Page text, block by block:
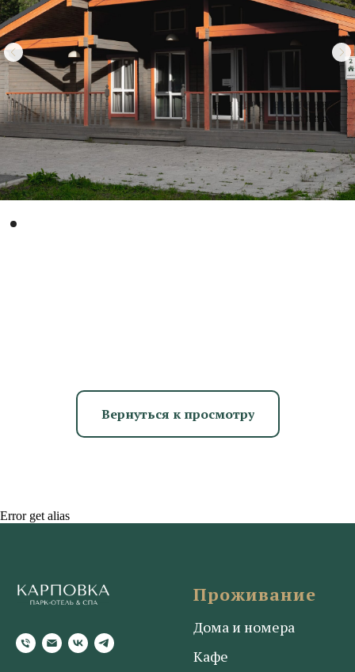
Вернуться к просмотру
Error get alias
Проживание
Дома и номера
Кафе